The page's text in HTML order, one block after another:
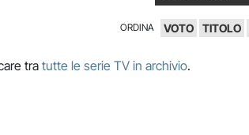
ORDINA VOTO TITOLO
tra tutte le serie TV in archivio.